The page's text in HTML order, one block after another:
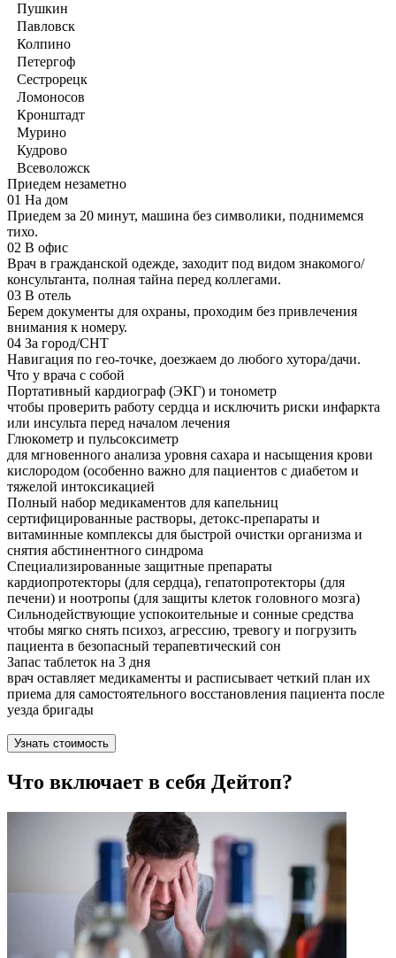
Пушкин
Павловск
Колпино
Петергоф
Сестрорецк
Ломоносов
Кронштадт
Мурино
Кудрово
Всеволожск
Приедем незаметно
01 На дом
Приедем за 20 минут, машина без символики, поднимемся
тихо.
02 В офис
Врач в гражданской одежде, заходит под видом знакомого/
консультанта, полная тайна перед коллегами.
03 В отель
Берем документы для охраны, проходим без привлечения
внимания к номеру.
04 За город/СНТ
Навигация по гео-точке, доезжаем до любого хутора/дачи.
Что у врача с собой
Портативный кардиограф (ЭКГ) и тонометр
чтобы проверить работу сердца и исключить риски инфаркта
или инсульта перед началом лечения
Глюкометр и пульсоксиметр
для мгновенного анализа уровня сахара и насыщения крови
кислородом (особенно важно для пациентов с диабетом и
тяжелой интоксикацией
Полный набор медикаментов для капельниц
сертифицированные растворы, детокс-препараты и
витаминные комплексы для быстрой очистки организма и
снятия абстинентного синдрома
Специализированные защитные препараты
кардиопротекторы (для сердца), гепатопротекторы (для
печени) и ноотропы (для защиты клеток головного мозга)
Сильнодействующие успокоительные и сонные средства
чтобы мягко снять психоз, агрессию, тревогу и погрузить
пациента в безопасный терапевтический сон
Запас таблеток на 3 дня
врач оставляет медикаменты и расписывает четкий план их
приема для самостоятельного восстановления пациента после
уезда бригады
Узнать стоимость
Что включает в себя Дейтоп?